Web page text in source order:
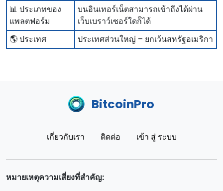
📊 ประเภทของ
แพลตฟอร์ม
บนอินเทอร์เน็ตสามารถเข้าถึงได้ผ่าน
เว็บเบราว์เซอร์ใดก็ได้
🌎 ประเทศ
ประเทศส่วนใหญ่ – ยกเว้นสหรัฐอเมริกา
BitcoinPro
เกี่ยวกับเรา ติดต่อ เข้า สู่ ระบบ
หมายเหตุความเสี่ยงที่สําคัญ: